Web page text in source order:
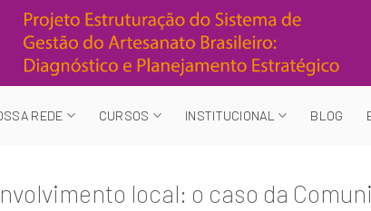
REDE CURSOS INSTITUCIONAL BLOG
local: o caso da